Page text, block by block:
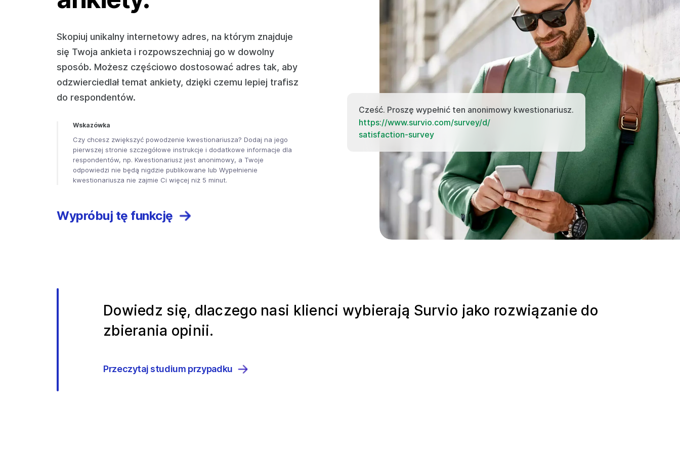
Skopiuj unikalny internetowy adres, na którym znajduje
się Twoja ankieta i rozpowszechniaj go w dowolny
sposób. Możesz częściowo dostosować adres tak, aby
odzwierciedlał temat ankiety, dzięki czemu lepiej trafisz
do respondentów.
Wskazówka
Czy chcesz zwiększyć powodzenie kwestionariusza? Dodaj na jego
pierwszej stronie szczegółowe instrukcje i dodatkowe informacje dla
respondentów, np. Kwestionariusz jest anonimowy, a Twoje
odpowiedzi nie będą nigdzie publikowane lub Wypełnienie
kwestionariusza nie zajmie Ci więcej niż 5 minut.
Wypróbuj tę funkcję
Cześć. Proszę wypełnić ten anonimowy kwestionariusz.
https://www.survio.com/survey/d/
satisfaction-survey
Dowiedz się, dlaczego nasi klienci wybierają Survio jako rozwiązanie do
zbierania opinii.
Przeczytaj studium przypadku